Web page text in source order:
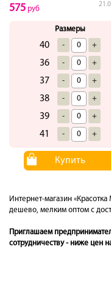
575 руб
Размеры
40 - +
36 - +
37 - +
38 - +
39 - +
41 - +
Купить
Интернет-магазин
дешево, мелким оптом с
Приглашаем
сотрудничеству - ниже цен